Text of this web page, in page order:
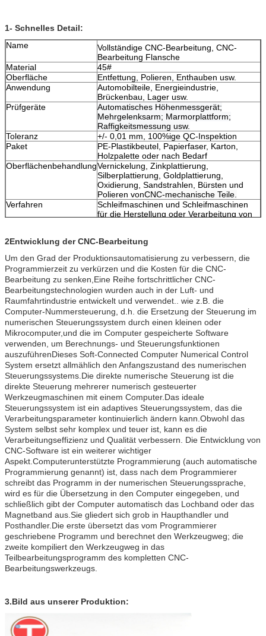
1- Schnelles Detail:
Name
Vollständige CNC-Bearbeitung, CNC-
Bearbeitung Flansche
Material
45#
Oberfläche
Entfettung, Polieren, Enthauben usw.
Anwendung
Automobilteile, Energieindustrie,
Brückenbau, Lager usw.
Prüfgeräte
Automatisches Höhenmessgerät;
Mehrgelenksarm; Marmorplattform;
Raffigkeitsmessung usw.
Toleranz
+/- 0,01 mm, 100%ige QC-Inspektion
Paket
PE-Plastikbeutel, Papierfaser, Karton,
Holzpalette oder nach Bedarf
OberflächenbehandlungVernickelung, Zinkplattierung,
Silberplattierung, Goldplattierung,
Oxidierung, Sandstrahlen, Bürsten und
Polieren vonCNC-mechanische Teile.
Verfahren
Schleifmaschinen und Schleifmaschinen
für die Herstellung oder Verarbeitung von
2Entwicklung der CNC-Bearbeitung
Um den Grad der Produktionsautomatisierung zu verbessern, die
Programmierzeit zu verkürzen und die Kosten für die CNC-
Bearbeitung zu senken,Eine Reihe fortschrittlicher CNC-
Bearbeitungstechnologien wurden auch in der Luft- und
Raumfahrtindustrie entwickelt und verwendet.. wie z.B. die
Computer-Nummersteuerung, d.h. die Ersetzung der Steuerung im
numerischen Steuerungssystem durch einen kleinen oder
Mikrocomputer,und die im Computer gespeicherte Software
verwenden, um Berechnungs- und Steuerungsfunktionen
auszuführenDieses Soft-Connected Computer Numerical Control
System ersetzt allmählich den Anfangszustand des numerischen
Steuerungssystems.Die direkte numerische Steuerung ist die
direkte Steuerung mehrerer numerisch gesteuerter
Werkzeugmaschinen mit einem Computer.Das ideale
Steuerungssystem ist ein adaptives Steuerungssystem, das die
Verarbeitungsparameter kontinuierlich ändern kann.Obwohl das
System selbst sehr komplex und teuer ist, kann es die
Verarbeitungseffizienz und Qualität verbessern.
Die Entwicklung von
CNC-Software ist ein weiterer wichtiger
Aspekt.Computerunterstützte Programmierung (auch automatische
Programmierung genannt) ist, dass nach dem Programmierer
schreibt das Programm in der numerischen Steuerungssprache,
wird es für die Übersetzung in den Computer eingegeben, und
schließlich gibt der Computer automatisch das Lochband oder das
Magnetband aus.Sie gliedert sich grob in Haupthandler und
Posthandler.Die erste übersetzt das vom Programmierer
geschriebene Programm und berechnet den Werkzeugweg; die
zweite kompiliert den Werkzeugweg in das
Teilbearbeitungsprogramm des kompletten CNC-
Bearbeitungswerkzeugs.
3.Bild aus unserer Produktion: